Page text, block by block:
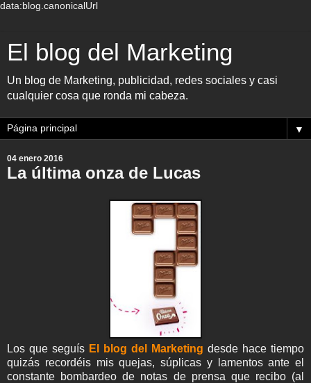
data:blog.canonicalUrl
El blog del Marketing
Un blog de Marketing, publicidad, redes sociales y casi
cualquier cosa que ronda mi cabeza.
▼
04 enero 2016
La última onza de Lucas
Los que seguís El blog del Marketing desde hace tiempo
quizás recordéis mis quejas, súplicas y lamentos ante el
constante bombardeo de notas de prensa que recibo (al